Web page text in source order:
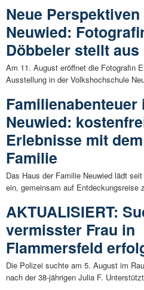
Neue
Neuwied:
Döbbeler stellt aus
Am 11. August eröffnet die Fotografin
Ausstellung in der Volkshochschule
Familienabenteuer
Neuwied:
Erlebnisse mit
Familie
Das Haus der Familie Neuwied lädt
ein, gemeinsam auf Entdeckungsreise
AKTUALISIERT:
vermisster Frau in
Flammersfeld
Die Polizei suchte am 5. August im
nach der 38-jährigen Julia F.